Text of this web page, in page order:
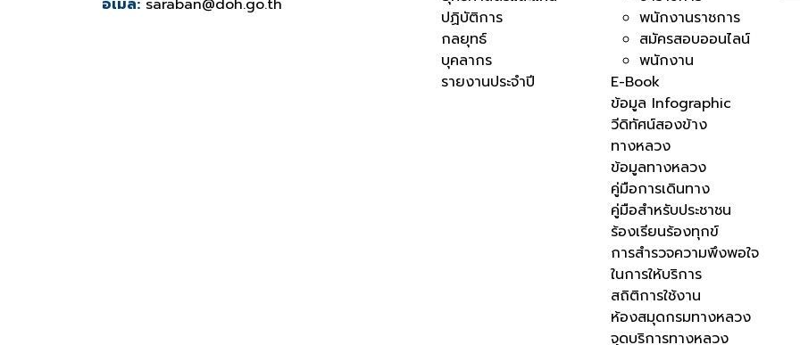
ปฏิบัติการ
กลยุทธ์
บุคลากร
รายงานประจำปี
พนักงานราชการ
สมัครสอบออนไลน์
พนักงาน
E-Book
ข้อมูล Infographic
วีดิทัศน์สองข้าง
ทางหลวง
ข้อมูลทางหลวง
คู่มือการเดินทาง
คู่มือสำหรับประชาชน
ร้องเรียนร้องทุกข์
การสำรวจความพึงพอใจ
ในการให้บริการ
สถิติการใช้งาน
ห้องสมุดกรมทางหลวง
จุดบริการทางหลวง